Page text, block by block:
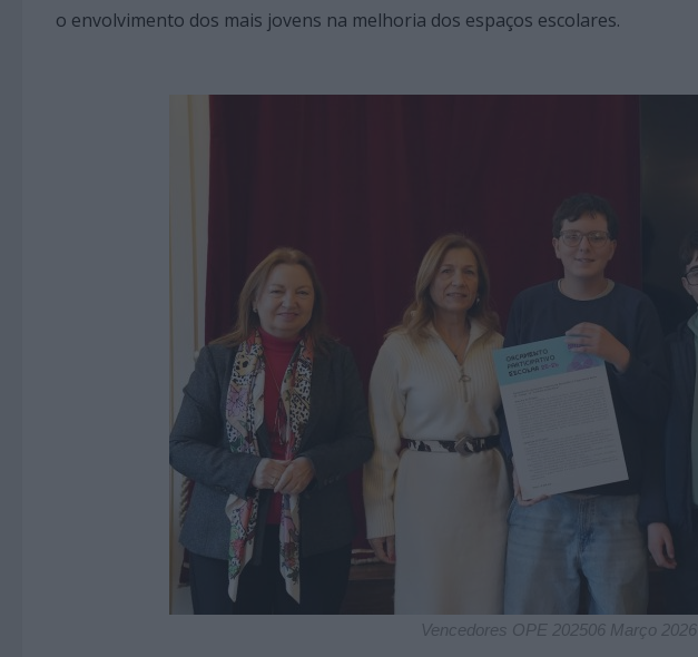
o envolvimento dos mais jovens na melhoria dos espaços escolares.
Vencedores OPE 202506 Março 2026